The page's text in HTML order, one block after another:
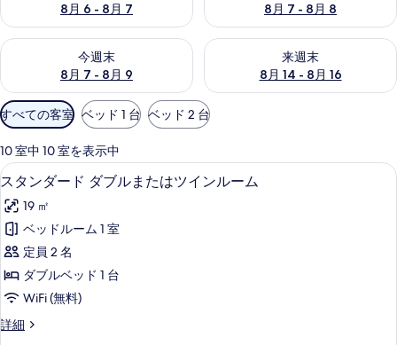
8月 6 - 8月 7
8月 7 - 8月 8
今週末
8月 7 - 8月 9
今週末 8月 7 - 8月 9 の空室状況をチェック
来週末
8月 14 - 8月 16
来週末 8月 14 - 8月 16 の空室
利
用
可
能
な
客
室
の
り
込
み
すべての客室 ベッド 1 台 ベッド 2 台
10 室中 10 室を表示中
ス
タ
ン
ダ
ー
ド
ブ
ミニバー、セーフティボックス (室
7
スタンダード ダブルまたはツインルーム
19 ㎡
ベッドルーム 1 室
定員 2 名
ダブルベッド 1 台
WiFi (無料)
詳細
ス